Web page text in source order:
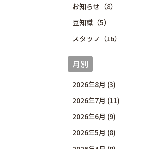
お知らせ（8）
豆知識（5）
スタッフ（16）
月別
2026年8月 (3)
2026年7月 (11)
2026年6月 (9)
2026年5月 (8)